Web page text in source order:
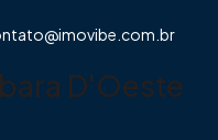
D'Oeste